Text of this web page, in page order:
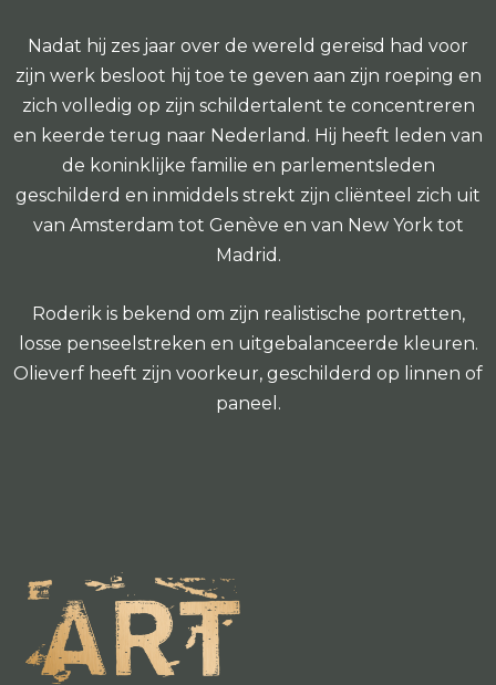
Nadat hij zes jaar over de wereld gereisd had voor
zijn werk besloot hij toe te geven aan zijn roeping en
zich volledig op zijn schildertalent te concentreren
en keerde terug naar Nederland. Hij heeft leden van
de koninklijke familie en parlementsleden
geschilderd en inmiddels strekt zijn cliënteel zich uit
van Amsterdam tot Genève en van New York tot
Madrid.
Roderik is bekend om zijn realistische portretten,
losse penseelstreken en uitgebalanceerde kleuren.
Olieverf heeft zijn voorkeur, geschilderd op linnen of
paneel.